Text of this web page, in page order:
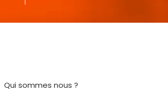
Qui sommes nous ?